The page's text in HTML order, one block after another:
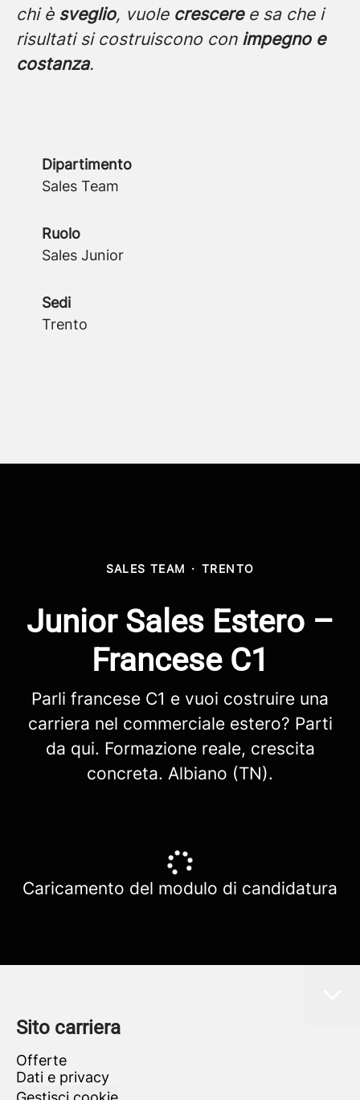
chi è sveglio, vuole cresceree sa che i
risultati si costruiscono con impegno e
costanza.
Dipartimento
Sales Team
Ruolo
Sales Junior
Sedi
Trento
SALES TEAM · TRENTO
Junior Sales Estero –
Francese C1
Parli francese C1 e vuoi costruire una
carriera nel commerciale estero? Parti
da qui. Formazione reale, crescita
concreta. Albiano (TN).
Caricamento del modulo di candidatura
Sito carriera
Offerte
Dati e privacy